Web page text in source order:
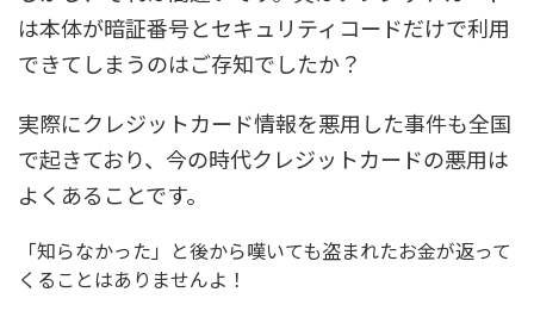
は本体が暗証番号とセキュリティコードだけで利用
できてしまうのはご存知でしたか？
実際にクレジットカード情報を悪用した事件も全国
で起きており、今の時代クレジットカードの悪用は
よくあることです。
「知らなかった」と後から嘆いても盗まれたお金が返って
くることはありませんよ！